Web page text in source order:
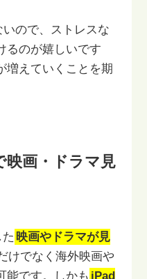
いので、ストレスな
るのが嬉しいです
増えていくことを期
映画・ドラマ見
映画やドラマが見
けでなく海外映画や
能です。
しかも iPad